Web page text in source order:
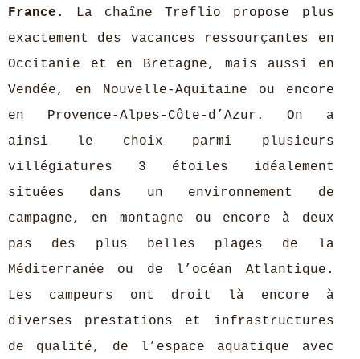
France . La chaîne Treflio propose plus
exactement des vacances ressourçantes en
Occitanie et en Bretagne, mais aussi en
Vendée, en Nouvelle-Aquitaine ou encore
en Provence-Alpes-Côte-d’Azur. On a
ainsi le choix parmi plusieurs
villégiatures 3 étoiles idéalement
situées dans un environnement de
campagne, en montagne ou encore à deux
pas des plus belles plages de la
Méditerranée ou de l’océan Atlantique.
Les campeurs ont droit là encore à
diverses prestations et infrastructures
de qualité, de l’espace aquatique avec